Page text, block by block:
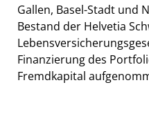
Gallen, Basel-Stadt und
Bestand der Helvetia
Finanzierung des
Fremdkapital